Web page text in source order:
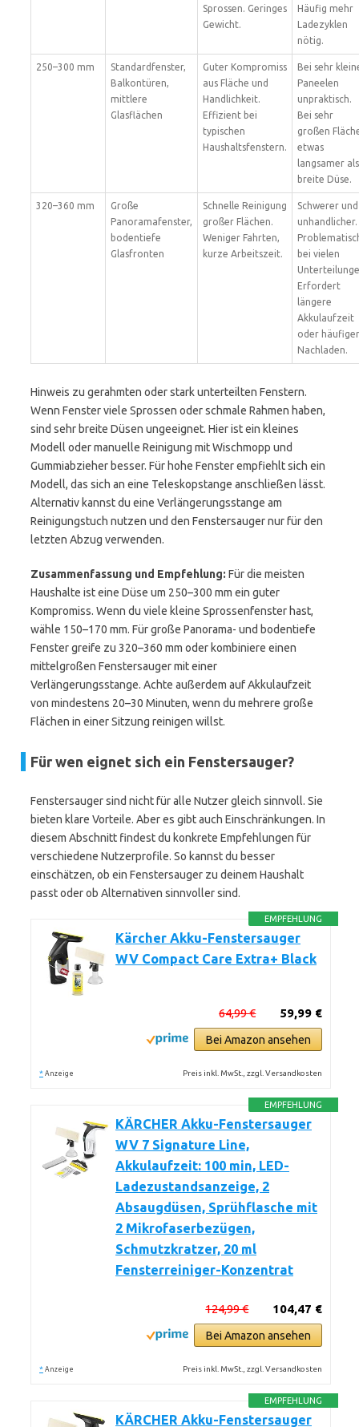
Sprossen. Geringes
Gewicht.
Häufig mehr
Ladezyklen
nötig.
250–300 mm
Standardfenster,
Balkontüren,
mittlere
Glasflächen
Guter Kompromiss
aus Fläche und
Handlichkeit.
Effizient bei
typischen
Haushaltsfenstern.
Bei sehr
Paneelen
unpraktisch.
Bei sehr
großen
etwas
langsamer als
breite Düse.
320–360 mm
Große
Panoramafenster,
bodentiefe
Glasfronten
Schnelle Reinigung
großer Flächen.
Weniger Fahrten,
kurze Arbeitszeit.
Schwerer und
unhandlicher.
bei vielen
Erfordert
längere
Akkulaufzeit
oder häufiger
Nachladen.
Hinweis zu gerahmten oder stark unterteilten Fenstern.
Wenn Fenster viele Sprossen oder schmale Rahmen haben,
sind sehr breite Düsen ungeeignet. Hier ist ein kleines
Modell oder manuelle Reinigung mit Wischmopp und
Gummiabzieher besser. Für hohe Fenster empfiehlt sich ein
Modell, das sich an eine Teleskopstange anschließen lässt.
Alternativ kannst du eine Verlängerungsstange am
Reinigungstuch nutzen und den Fenstersauger nur für den
letzten Abzug verwenden.
Zusammenfassung und Empfehlung: Für die meisten
Haushalte ist eine Düse um 250–300 mm ein guter
Kompromiss. Wenn du viele kleine Sprossenfenster hast,
wähle 150–170 mm. Für große Panorama- und bodentiefe
Fenster greife zu 320–360 mm oder kombiniere einen
mittelgroßen Fenstersauger mit einer
Verlängerungsstange. Achte außerdem auf Akkulaufzeit
von mindestens 20–30 Minuten, wenn du mehrere große
Flächen in einer Sitzung reinigen willst.
Für wen eignet sich ein Fenstersauger?
Fenstersauger sind nicht für alle Nutzer gleich sinnvoll. Sie
bieten klare Vorteile. Aber es gibt auch Einschränkungen. In
diesem Abschnitt findest du konkrete Empfehlungen für
verschiedene Nutzerprofile. So kannst du besser
einschätzen, ob ein Fenstersauger zu deinem Haushalt
passt oder ob Alternativen sinnvoller sind.
EMPFEHLUNG
Kärcher Akku-Fenstersauger
WV Compact Care Extra+ Black
59,99 €
64,99 €
Bei Amazon ansehen
* Anzeige Preis inkl. MwSt., zzgl. Versandkosten
EMPFEHLUNG
KÄRCHER Akku-Fenstersauger
WV 7 Signature Line,
Akkulaufzeit: 100 min, LED-
Ladezustandsanzeige, 2
Absaugdüsen, Sprühflasche mit
2 Mikrofaserbezügen,
Schmutzkratzer, 20 ml
Fensterreiniger-Konzentrat
104,47 €
124,99 €
Bei Amazon ansehen
* Anzeige Preis inkl. MwSt., zzgl. Versandkosten
EMPFEHLUNG
KÄRCHER Akku-Fenstersauger